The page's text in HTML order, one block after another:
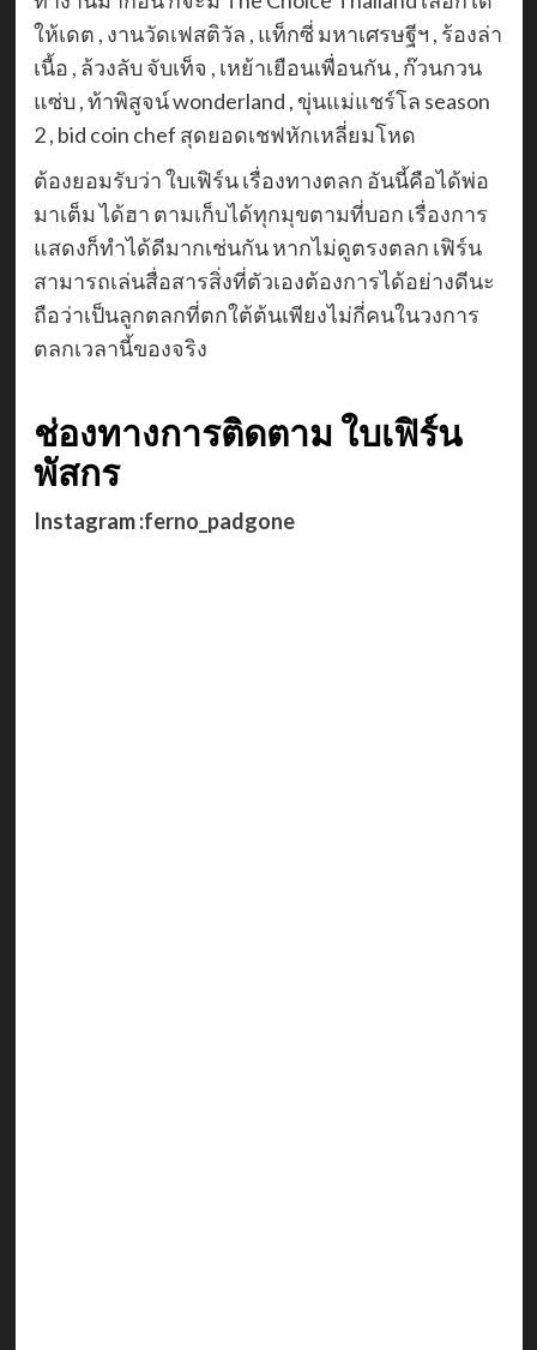
ให้เดต , งานวัดเฟสติวัล , แท็กซี่ มหาเศรษฐีฯ , ร้องล่า
เนื้อ , ล้วงลับ จับเท็จ , เหย้าเยือนเพื่อนกัน , ก๊วนกวน
แซ่บ , ท้าพิสูจน์ wonderland , ขุ่นแม่แชร์โล season
2 , bid coin chef สุดยอดเชฟหักเหลี่ยมโหด
ต้องยอมรับว่า ใบเฟิร์น เรื่องทางตลก อันนี้คือได้พ่อ
มาเต็ม ได้ฮา ตามเก็บได้ทุกมุขตามที่บอก เรื่องการ
แสดงก็ทำได้ดีมากเช่นกัน หากไม่ดูตรงตลก เฟิร์น
สามารถเล่นสื่อสารสิ่งที่ตัวเองต้องการได้อย่างดีนะ
ถือว่าเป็นลูกตลกที่ตกใต้ต้นเพียงไม่กี่คนในวงการ
ตลกเวลานี้ของจริง
ช่องทางการติดตาม ใบเฟิร์น
พัสกร
Instagram :ferno_padgone